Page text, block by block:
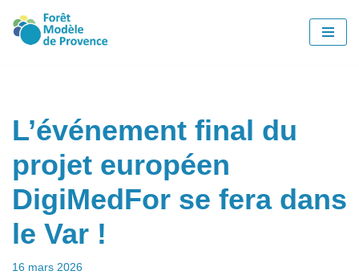
Aller
L’événement final du
projet européen
DigiMedFor se fera dans
le Var !
16 mars 2026